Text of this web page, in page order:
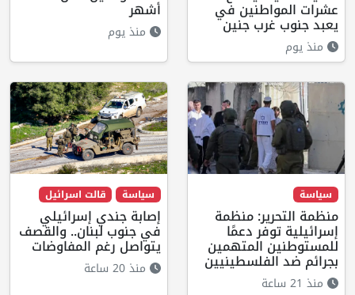
عشرات المواطنين في
يعبد جنوب غرب جنين
منذ يوم
أشهر
منذ يوم
سياسة
منظمة التحرير: منظمة
إسرائيلية توفر دعمًا
للمستوطنين المتهمين
بجرائم ضد الفلسطينيين
منذ 21 ساعة
سياسة قالت اسرائيل
إصابة جندي إسرائيلي
في جنوب لبنان.. والقصف
يتواصل رغم المفاوضات
منذ 20 ساعة